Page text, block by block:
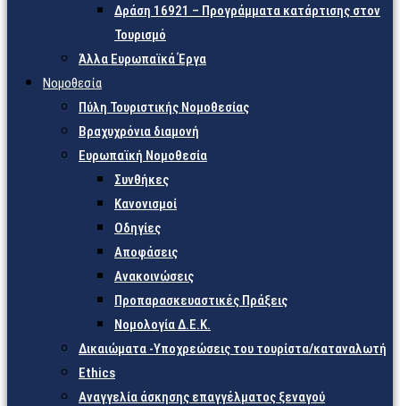
Δράση 16921 – Προγράμματα κατάρτισης στον
Τουρισμό
Άλλα Ευρωπαϊκά Έργα
Νομοθεσία
Πύλη Τουριστικής Νομοθεσίας
Βραχυχρόνια διαμονή
Ευρωπαϊκή Νομοθεσία
Συνθήκες
Κανονισμοί
Οδηγίες
Αποφάσεις
Ανακοινώσεις
Προπαρασκευαστικές Πράξεις
Νομολογία Δ.Ε.Κ.
Δικαιώματα -Υποχρεώσεις του τουρίστα/καταναλωτή
Ethics
Αναγγελία άσκησης επαγγέλματος ξεναγού